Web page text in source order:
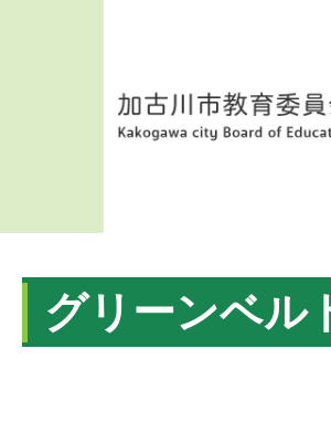
グリーンベル